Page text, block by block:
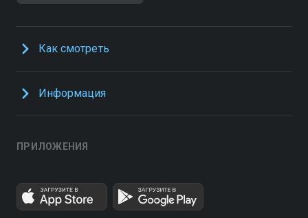
Как смотреть
Информация
ПРИЛОЖЕНИЯ